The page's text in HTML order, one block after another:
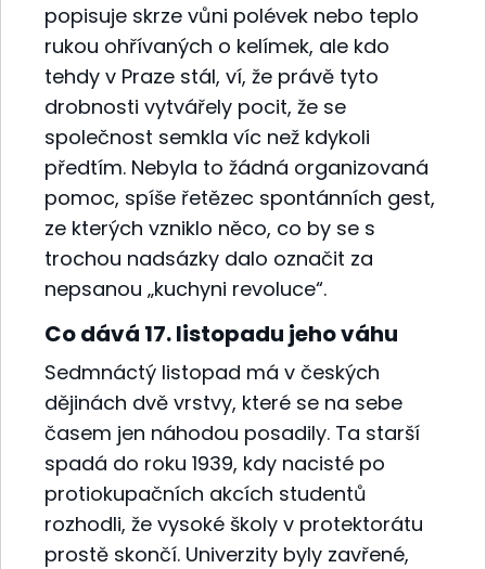
popisuje skrze vůni polévek nebo teplo
rukou ohřívaných o kelímek, ale kdo
tehdy v Praze stál, ví, že právě tyto
drobnosti vytvářely pocit, že se
společnost semkla víc než kdykoli
předtím. Nebyla to žádná organizovaná
pomoc, spíše řetězec spontánních gest,
ze kterých vzniklo něco, co by se s
trochou nadsázky dalo označit za
nepsanou „kuchyni revoluce“.
Co dává 17. listopadu jeho váhu
Sedmnáctý listopad má v českých
dějinách dvě vrstvy, které se na sebe
časem jen náhodou posadily. Ta starší
spadá do roku 1939, kdy nacisté po
protiokupačních akcích studentů
rozhodli, že vysoké školy v protektorátu
prostě skončí. Univerzity byly zavřené,